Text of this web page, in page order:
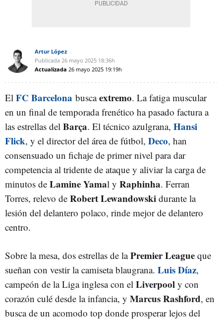
Artur López
Publicada 26 mayo 2025 18:36h
Actualizada 26 mayo 2025 19:19h
El FC Barcelona buscaextremo. La fatiga muscular
en un final de temporada frenético ha pasado factura a
las estrellas del Barça. El técnico azulgrana, Hansi
Flick, y el director del área de fútbol, Deco, han
consensuado un fichaje de primer nivel para dar
competencia al tridente de ataque y aliviar la carga de
minutos de Lamine Yamal y Raphinha. Ferran
Torres, relevo de Robert Lewandowski durante la
lesión del delantero polaco, rinde mejor de delantero
centro.
Sobre la mesa, dos estrellas de laPremier League que
sueñan con vestir la camiseta blaugrana. Luis Díaz,
campeón de la Liga inglesa con el Liverpool y con
corazón culé desde la infancia, y Marcus Rashford, en
busca de un acomodo top donde prosperar lejos del